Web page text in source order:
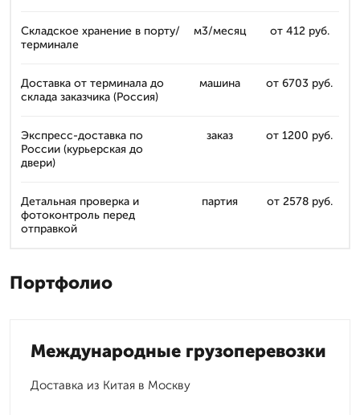
Складское хранение в порту/
терминале
м3/месяц от 412 руб.
Доставка от терминала до
склада заказчика (Россия)
машина от 6703 руб.
Экспресс-доставка по
России (курьерская до
двери)
заказ от 1200 руб.
Детальная проверка и
фотоконтроль перед
отправкой
партия от 2578 руб.
Портфолио
Международные грузоперевозки
Доставка из Китая в Москву